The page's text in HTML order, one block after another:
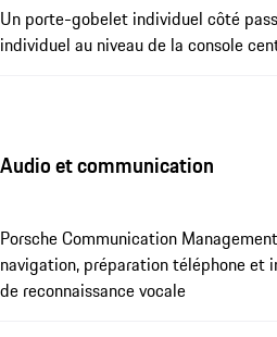
Un porte-gobelet individuel côté
individuel au niveau de la console
Audio et communication
Porsche Communication
navigation, préparation téléphone et
de reconnaissance vocale